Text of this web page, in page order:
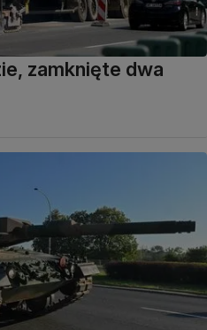
zamknięte dwa